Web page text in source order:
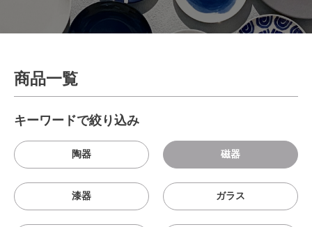
商品一覧
キーワードで絞り込み
陶器 磁器
漆器 ガラス